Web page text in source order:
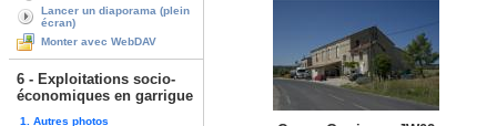
Lancer un diaporama (plein
écran)
Monter avec WebDAV
6 - Exploitations socio-
économiques en garrigue
1. Autres photos